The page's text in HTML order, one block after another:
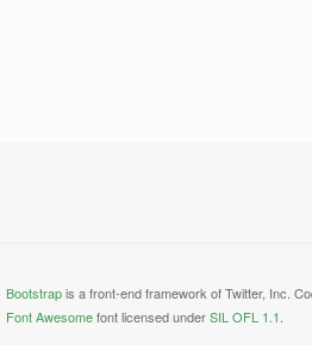
Bootstrapis a front-end framework of Twitter, Inc.
Font Awesomefont licensed underSIL OFL 1.1